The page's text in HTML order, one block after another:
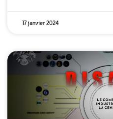
17 janvier 2024